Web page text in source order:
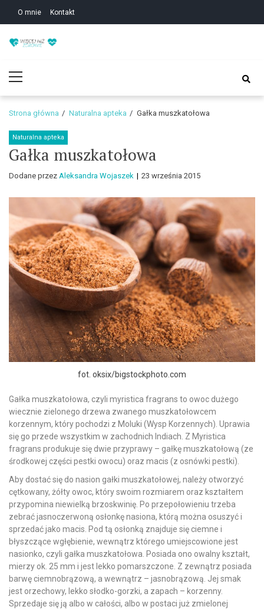
O mnie Kontakt
w zgodzie ze sobą!
Menu
Strona główna Naturalna apteka Gałka muszkatołowa
Naturalna apteka
Gałka muszkatołowa
Dodane przez Aleksandra Wojaszek 23 września 2015
fot. oksix/bigstockphoto.com
Gałka muszkatołowa, czyli myristica fragrans to owoc dużego
wiecznie zielonego drzewa zwanego muszkatołowcem
korzennym, który pochodzi z Moluki (Wysp Korzennych). Uprawia
się go przede wszystkim w zachodnich Indiach. Z Myristica
fragrans produkuje się dwie przyprawy – gałkę muszkatołową (ze
środkowej części pestki owocu) oraz macis (z osnówki pestki).
Aby dostać się do nasion gałki muszkatołowej, należy otworzyć
cętkowany, żółty owoc, który swoim rozmiarem oraz kształtem
przypomina niewielką brzoskwinię. Po przepołowieniu trzeba
zebrać jasnoczerwoną osłonkę nasiona, którą można osuszyć i
sprzedać jako macis. Pod tą osłonką znajduje się ciemne i
błyszczące wgłębienie, wewnątrz którego umiejscowione jest
nasionko, czyli gałka muszkatołowa. Posiada ono owalny kształt,
mierzy ok. 25 mm i jest lekko pomarszczone. Z zewnątrz posiada
barwę ciemnobrązową, a wewnątrz – jasnobrązową. Jej smak
jest orzechowy, lekko słodko-gorzki, a zapach – korzenny.
Sprzedaje się ją albo w całości, albo w postaci już zmielonej